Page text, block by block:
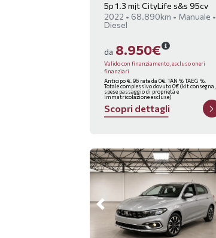
5p 1.3 mjt CityLife s&s 95cv
2022 • 68.890km • Manuale •
Diesel
da 8.950€
Valido con finanziamento, escluso oneri
finanziari
Anticipo €. 96 rate da 0€. TAN % TAEG %.
Totale complessivo dovuto 0€ (kit consegna,
spese passaggio di proprietà e
immatricolazione escluse)
Scopri dettagli